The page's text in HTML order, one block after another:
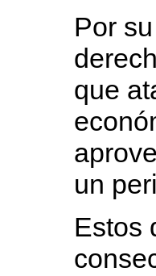
Por
que
un
Estos